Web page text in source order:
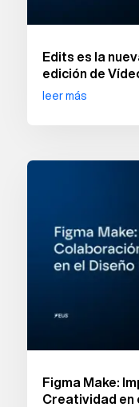
Edits es la
edición de
leer más
Figma Make:
Creatividad en